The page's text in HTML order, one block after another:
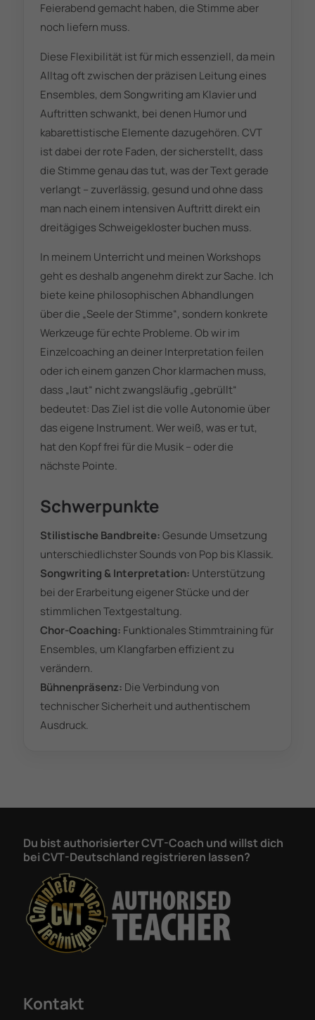
Feierabend gemacht haben, die Stimme aber
noch liefern muss.
Diese Flexibilität ist für mich essenziell, da mein
Alltag oft zwischen der präzisen Leitung eines
Ensembles, dem Songwriting am Klavier und
Auftritten schwankt, bei denen Humor und
kabarettistische Elemente dazugehören. CVT
ist dabei der rote Faden, der sicherstellt, dass
die Stimme genau das tut, was der Text gerade
verlangt – zuverlässig, gesund und ohne dass
man nach einem intensiven Auftritt direkt ein
dreitägiges Schweigekloster buchen muss.
In meinem Unterricht und meinen Workshops
geht es deshalb angenehm direkt zur Sache. Ich
biete keine philosophischen Abhandlungen
über die „Seele der Stimme“, sondern konkrete
Werkzeuge für echte Probleme. Ob wir im
Einzelcoaching an deiner Interpretation feilen
oder ich einem ganzen Chor klarmachen muss,
dass „laut“ nicht zwangsläufig „gebrüllt“
bedeutet: Das Ziel ist die volle Autonomie über
das eigene Instrument. Wer weiß, was er tut,
hat den Kopf frei für die Musik – oder die
nächste Pointe.
Schwerpunkte
Stilistische Bandbreite:Gesunde Umsetzung
unterschiedlichster Sounds von Pop bis Klassik.
Songwriting & Interpretation: Unterstützung
bei der Erarbeitung eigener Stücke und der
stimmlichen Textgestaltung.
Chor-Coaching: Funktionales Stimmtraining für
Ensembles, um Klangfarben effizient zu
verändern.
Bühnenpräsenz: Die Verbindung von
technischer Sicherheit und authentischem
Ausdruck.
Du bist authorisierter CVT-Coach und willst dich
bei CVT-Deutschland registrieren lassen?
Kontakt